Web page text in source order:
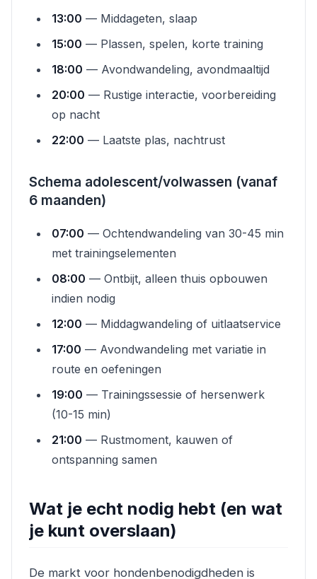
13:00 — Middageten, slaap
15:00 — Plassen, spelen, korte training
18:00 — Avondwandeling, avondmaaltijd
20:00 — Rustige interactie, voorbereiding
op nacht
22:00 — Laatste plas, nachtrust
Schema adolescent/volwassen (vanaf
6 maanden)
07:00 — Ochtendwandeling van 30-45 min
met trainingselementen
08:00 — Ontbijt, alleen thuis opbouwen
indien nodig
12:00 — Middagwandeling of uitlaatservice
17:00 — Avondwandeling met variatie in
route en oefeningen
19:00 — Trainingssessie of hersenwerk
(10-15 min)
21:00 — Rustmoment, kauwen of
ontspanning samen
Wat je echt nodig hebt (en wat
je kunt overslaan)
De markt voor hondenbenodigdheden is